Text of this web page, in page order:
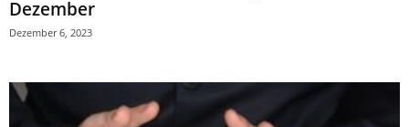
Dezember
Dezember 6, 2023